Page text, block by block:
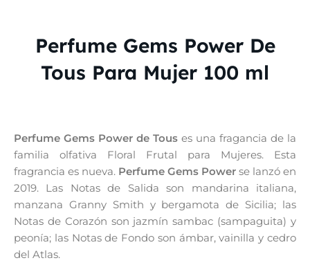
Perfume Gems Power De
Tous Para Mujer 100 ml
Perfume Gems Power de Tous es una fragancia de la
familia olfativa Floral Frutal para Mujeres. Esta
fragrancia es nueva. Perfume Gems Power se lanzó en
2019. Las Notas de Salida son mandarina italiana,
manzana Granny Smith y bergamota de Sicilia; las
Notas de Corazón son jazmín sambac (sampaguita) y
peonía; las Notas de Fondo son ámbar, vainilla y cedro
del Atlas.